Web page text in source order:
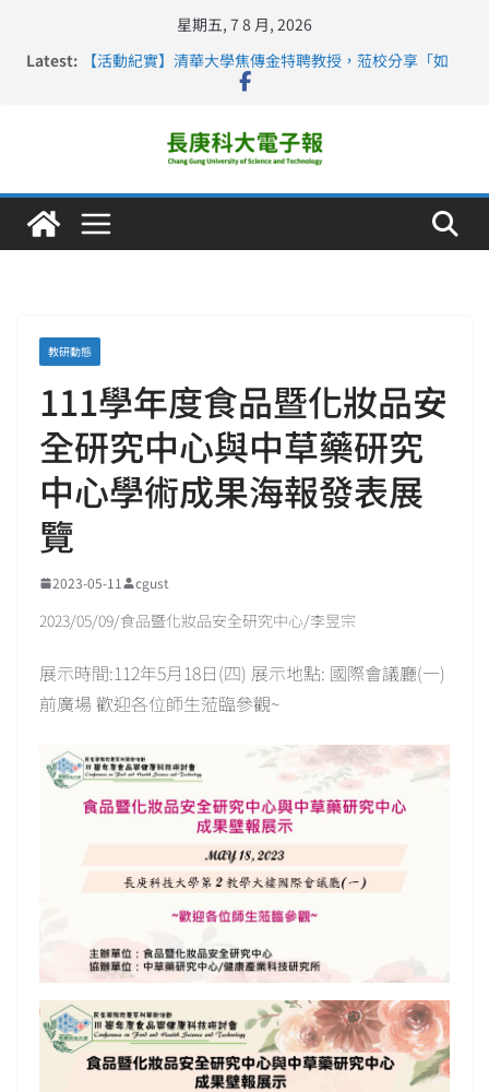
星期五, 7 8 月, 2026
Latest:
【活動紀實】清華大學焦傳金特聘教授，蒞校分享「如
長庚科大連四年穩居《遠見》醫學大學第5名 辦學實力再
深化永續醫療 長庚科大攜菲、印頂尖大學跨國合作
長庚科大護理系勇奪2026羅馬尼亞歐洲盃國際發明展雙
金牌暨雙特別獎 AI智慧照護與護理教育創新獲國際肯定
教研動態
111學年度食品暨化妝品安
全研究中心與中草藥研究
中心學術成果海報發表展
覽
2023-05-11 cgust
2023/05/09/食品暨化妝品安全研究中心/李昱宗
展示時間:112年5月18日(四) 展示地點: 國際會議廳(一)
前廣場 歡迎各位師生蒞臨參觀~